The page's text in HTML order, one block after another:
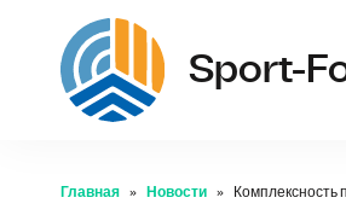
Sport-
Главная Новости Комплексность